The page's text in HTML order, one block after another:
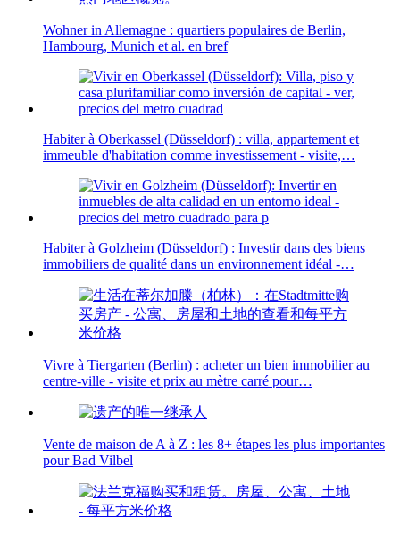
Wohner in Allemagne : quartiers populaires de Berlin,
Hambourg, Munich et al. en bref
Habiter à Oberkassel (Düsseldorf) : villa, appartement et
immeuble d'habitation comme investissement - visite,…
Habiter à Golzheim (Düsseldorf) : Investir dans des biens
immobiliers de qualité dans un environnement idéal -…
Vivre à Tiergarten (Berlin) : acheter un bien immobilier au
centre-ville - visite et prix au mètre carré pour…
Vente de maison de A à Z : les 8+ étapes les plus importantes
pour Bad Vilbel